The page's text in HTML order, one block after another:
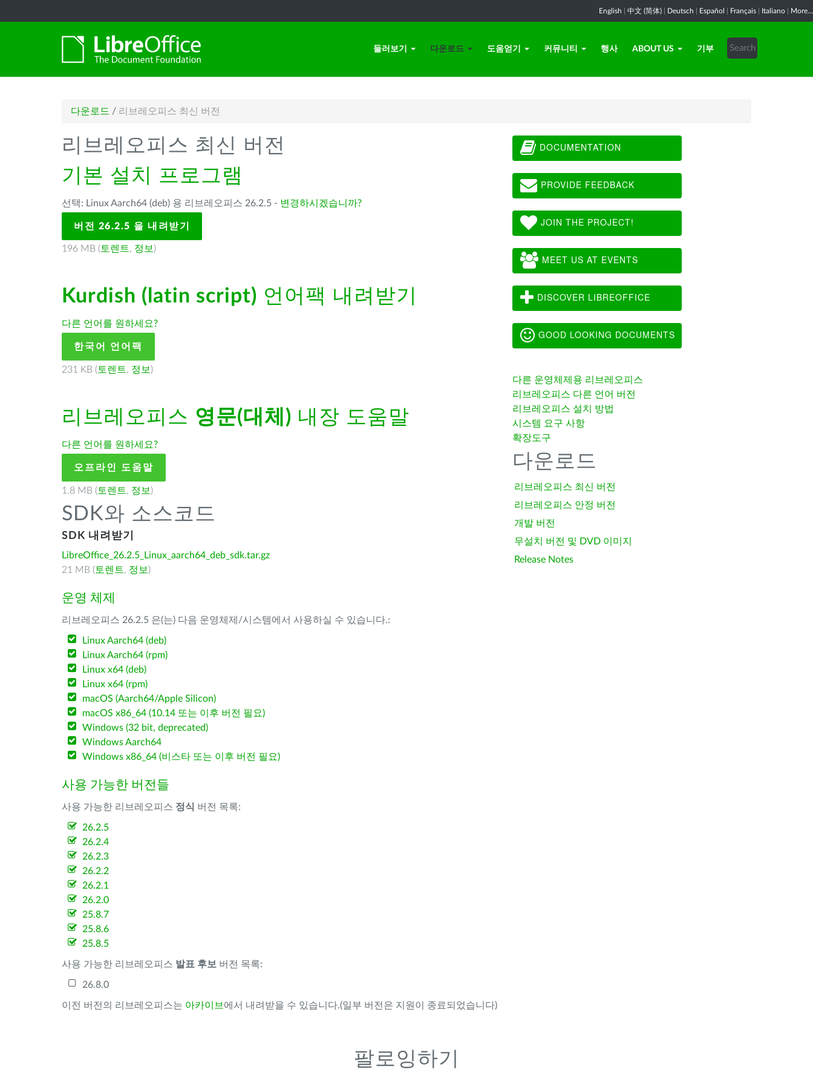
English 中文 (简体) Deutsch Español Français Italiano More...
둘러보기 다운로드 도움얻기 커뮤니티 행사 ABOUT US 기부
다운로드 / 리브레오피스 최신 버전
리브레오피스 최신 버전
기본 설치 프로그램
선택: Linux Aarch64 (deb) 용 리브레오피스 26.2.5 - 변경하시겠습니까?
버전 26.2.5 을 내려받기
196 MB ( 토렌트, 정보 )
Kurdish (latin script) 언어팩 내려받기
다른 언어를 원하세요?
한국어 언어팩
231 KB ( 토렌트, 정보 )
리브레오피스 영문(대체) 내장 도움말
다른 언어를 원하세요?
오프라인 도움말
1.8 MB ( 토렌트, 정보 )
SDK와 소스코드
SDK 내려받기
LibreOffice_26.2.5_Linux_aarch64_deb_sdk.tar.gz
21 MB ( 토렌트, 정보 )
운영 체제
리브레오피스 26.2.5 은(는) 다음 운영체제/시스템에서 사용하실 수 있습니다.:
Linux Aarch64 (deb)
Linux Aarch64 (rpm)
Linux x64 (deb)
Linux x64 (rpm)
macOS (Aarch64/Apple Silicon)
macOS x86_64 (10.14 또는 이후 버전 필요)
Windows (32 bit, deprecated)
Windows Aarch64
Windows x86_64 (비스타 또는 이후 버전 필요)
사용 가능한 버전들
사용 가능한 리브레오피스 정식 버전 목록:
26.2.5
26.2.4
26.2.3
26.2.2
26.2.1
26.2.0
25.8.7
25.8.6
25.8.5
사용 가능한 리브레오피스 발표 후보 버전 목록:
26.8.0
이전 버전의 리브레오피스는 아카이브 에서 내려받을 수 있습니다.(일부 버전은 지원이 종료되었습니다)
DOCUMENTATION
PROVIDE FEEDBACK
JOIN THE PROJECT!
MEET US AT EVENTS
DISCOVER LIBREOFFICE
GOOD LOOKING DOCUMENTS
다른 운영체제용 리브레오피스
리브레오피스 다른 언어 버전
리브레오피스 설치 방법
시스템 요구 사항
확장도구
다운로드
리브레오피스 최신 버전
리브레오피스 안정 버전
개발 버전
무설치 버전 및 DVD 이미지
Release Notes
팔로잉하기